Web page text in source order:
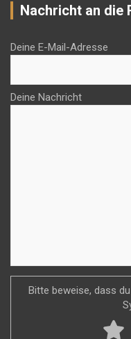
Nachricht an die
Deine E-Mail-Adresse
Deine Nachricht
Bitte beweise, dass